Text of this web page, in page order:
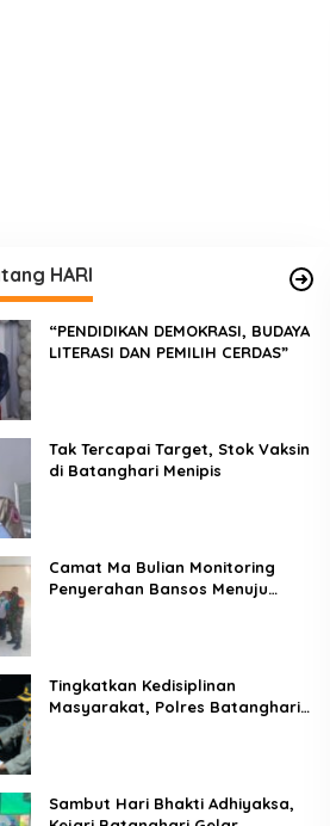
HARI
“PENDIDIKAN DEMOKRASI, BUDAYA
LITERASI DAN PEMILIH CERDAS”
Tak Tercapai Target, Stok Vaksin
di Batanghari Menipis
Camat Ma Bulian Monitoring
Penyerahan Bansos Menuju
Tingkatkan Kedisiplinan
Masyarakat, Polres Batanghari
Sambut Hari Bhakti Adhiyaksa,